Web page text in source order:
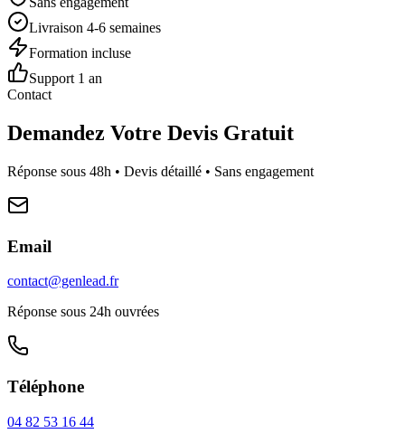
Livraison 4-6 semaines
Formation incluse
Support 1 an
Contact
Demandez Votre Devis Gratuit
Réponse sous 48h • Devis détaillé • Sans engagement
Email
contact@genlead.fr
Réponse sous 24h ouvrées
Téléphone
04 82 53 16 44